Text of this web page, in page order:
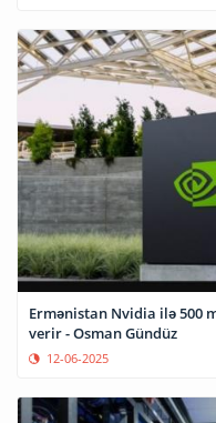
Ermənistan Nvidia ilə 500
verir - Osman Gündüz
12-06-2025